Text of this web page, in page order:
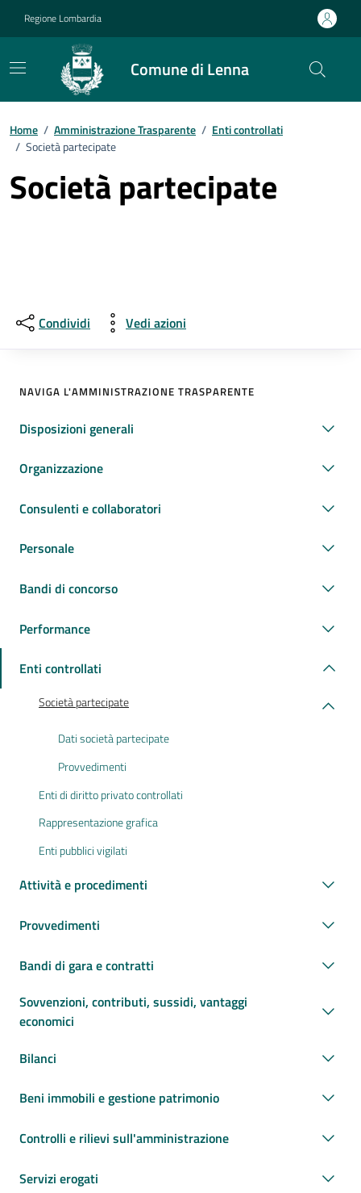
Regione Lombardia
Comune di Lenna
Home / Amministrazione Trasparente / Enti controllati
/ Società partecipate
Società partecipate
Condividi Vedi azioni
NAVIGA L'AMMINISTRAZIONE TRASPARENTE
Disposizioni generali
Organizzazione
Consulenti e collaboratori
Personale
Bandi di concorso
Performance
Enti controllati
Società partecipate
Dati società partecipate
Provvedimenti
Enti di diritto privato controllati
Rappresentazione grafica
Enti pubblici vigilati
Attività e procedimenti
Provvedimenti
Bandi di gara e contratti
Sovvenzioni, contributi, sussidi, vantaggi
economici
Bilanci
Beni immobili e gestione patrimonio
Controlli e rilievi sull'amministrazione
Servizi erogati